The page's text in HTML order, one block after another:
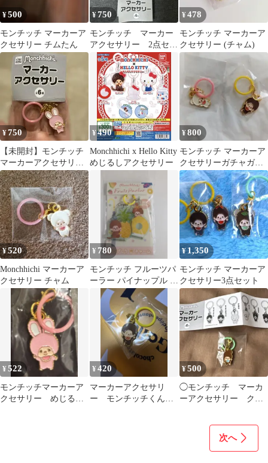
¥500
モンチッチ マーカーア
クセサリー チムたん
¥750
モンチッチ マーカー
アクセサリー 2点セッ
ト
¥478
モンチッチ マーカーア
クセサリー (チャム)
¥750
【未開封】モンチッチ
マーカーアクセサリー
チムたん
¥490
Monchhichi x Hello Kitty
めじるしアクセサリー
¥800
モンチッチ マーカーア
クセサリーガチャガチ
ャ
¥520
Monchhichi マーカーア
クセサリー チャム
¥ 780
モンチッチ フルーツパ
ーラー パイナップル ア
ンブレラチャーム 傘マ
ーカー 新品
¥ 1,350
モンチッチ マーカーア
クセサリー3点セット
¥522
モンチッチマーカーア
クセサリー めじる
¥420
マーカーアクセサリ
ー モンチッチくん
¥500
◯モンチッチ マーカ
ーアクセサリー クマ
次へ